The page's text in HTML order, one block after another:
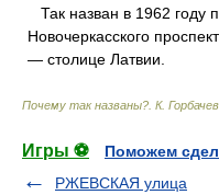
Так назван в 1962 году
Новочеркасского
— столице Латвии.
Почему так названы? К.
Игры ⚽
Поможем
РЖЕВСКАЯ улица